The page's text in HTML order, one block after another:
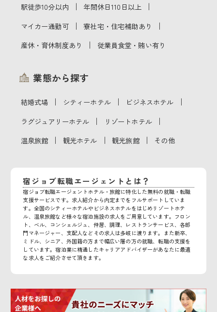
駅徒歩10分以内 ｜ 年間休日110日以上 ｜
マイカー通勤可 ｜ 寮社宅・住宅補助あり ｜
産休・育休制度あり ｜ 従業員食堂・賄い有り
業態から探す
結婚式場 ｜ シティーホテル ｜ ビジネスホテル ｜
ラグジュアリーホテル ｜ リゾートホテル ｜
温泉旅館 ｜ 観光ホテル ｜ 観光旅館 ｜ その他
宿ジョブ転職エージェントとは？
宿ジョブ転職エージェントホテル・旅館に特化した無料の就職・転職
支援サービスです。求人紹介から内定までをフルサポートしていま
す。全国のシティーホテルやビジネスホテルをはじめリゾートホテ
ル、温泉旅館など様々な宿泊施設の求人をご用意しています。フロン
ト、ベル、コンシェルジュ、仲居、調理、レストランサービス、各部
門マネージャー、支配人などその求人は多岐に渡ります。また新卒、
ミドル、シニア、外国籍の方まで幅広い層の方の就職、転職の支援を
しています。宿泊業に精通したキャリアアドバイザーがあなたに最適
な求人をご紹介させて頂きます。